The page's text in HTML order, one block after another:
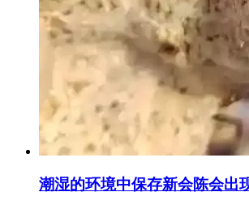
潮湿的环境中保存新会陈会出